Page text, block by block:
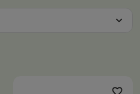
expand_more
favorite_border